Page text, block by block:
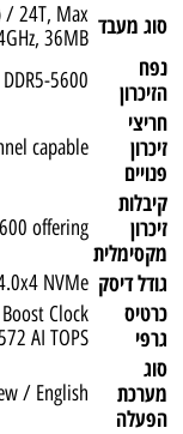
סוג מעבד / 24T, Max
36MB
נפח
הזיכרון
5600
חריצי
זיכרון
פנויים
capable
קיבלות
זיכרון
מקסימלית
offering
גודל דיסק NVMe®
כרטיס
גרפי
Clock
AI TOPS
סוג
מערכת
הפעלה
/ English